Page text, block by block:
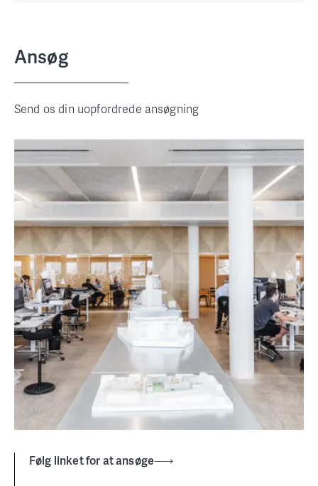
Ansøg
Send os din uopfordrede ansøgning
Følg linket for at ansøge